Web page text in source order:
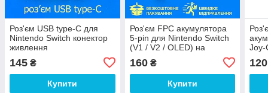
Роз'єм USB type-C для
Nintendo Switch конектор
живлення
145 ₴
Купити
Роз'єм FPC акумулятора
5-pin для Nintendo Switch
(V1 / V2 / OLED) на
160₴
Купити
Joy-
120